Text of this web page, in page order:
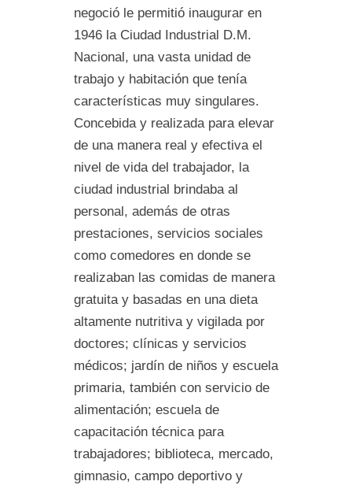
negoció le permitió inaugurar en
1946 la Ciudad Industrial D.M.
Nacional, una vasta unidad de
trabajo y habitación que tenía
características muy singulares.
Concebida y realizada para elevar
de una manera real y efectiva el
nivel de vida del trabajador, la
ciudad industrial brindaba al
personal, además de otras
prestaciones, servicios sociales
como comedores en donde se
realizaban las comidas de manera
gratuita y basadas en una dieta
altamente nutritiva y vigilada por
doctores; clínicas y servicios
médicos; jardín de niños y escuela
primaria, también con servicio de
alimentación; escuela de
capacitación técnica para
trabajadores; biblioteca, mercado,
gimnasio, campo deportivo y